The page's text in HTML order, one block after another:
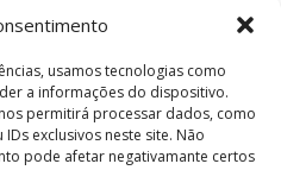
usamos tecnologias como
a informações do dispositivo.
permitirá processar dados, como
exclusivos neste site. Não
pode afetar negativamante certos